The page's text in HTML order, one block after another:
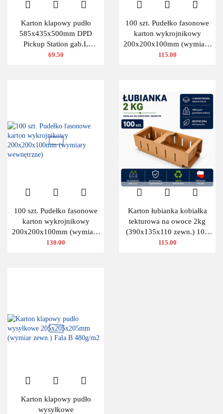
Karton klapowy pudło
585x435x500mm DPD
Pickup Station gab.L
480g/m2 3W 10 szt.
69.50
100 szt. Pudełko fasonowe
karton wykrojnikowy
200x200x100mm (wymiary
wewnętrzne)
115.00
100 szt. Pudełko fasonowe
karton wykrojnikowy
200x200x100mm (wymiary
wewnętrzne)
130.00
Karton łubianka kobiałka
tekturowa na owoce 2kg
(390x135x110 zewn.) 100
szt.
115.00
Karton klapowy pudło
wysyłkowe